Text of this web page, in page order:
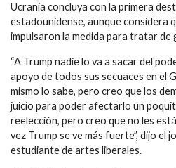
Ucrania concluya con la primera
estadounidense, aunque considera
impulsaron la medida para tratar de
“A Trump nadie lo va a sacar del
apoyo de todos sus secuaces en el
mismo lo sabe, pero creo que los
juicio para poder afectarlo un
reelección, pero creo que no les
vez Trump se ve más fuerte”, dijo el
estudiante de artes liberales.